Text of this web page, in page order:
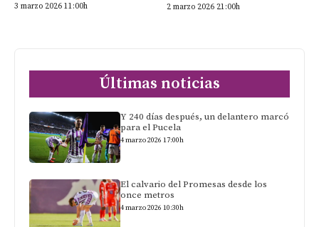
3 marzo 2026 11:00h 2 marzo 2026 21:00h
Últimas noticias
Y 240 días después, un delantero marcó
para el Pucela
4 marzo 2026 17:00h
El calvario del Promesas desde los
once metros
4 marzo 2026 10:30h